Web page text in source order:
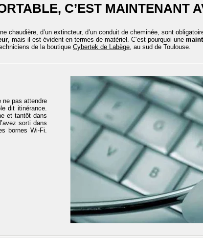
C’EST MAINTENANT
chaudière, d’un extincteur, d’un conduit de cheminée, sont
, mais il est évident en termes de matériel. C’est pourquoi une
de la boutique Cybertek de Labège , au sud de Toulouse.
ne pas attendre
dit itinérance.
et tantôt dans
sorti dans
bornes Wi-Fi.